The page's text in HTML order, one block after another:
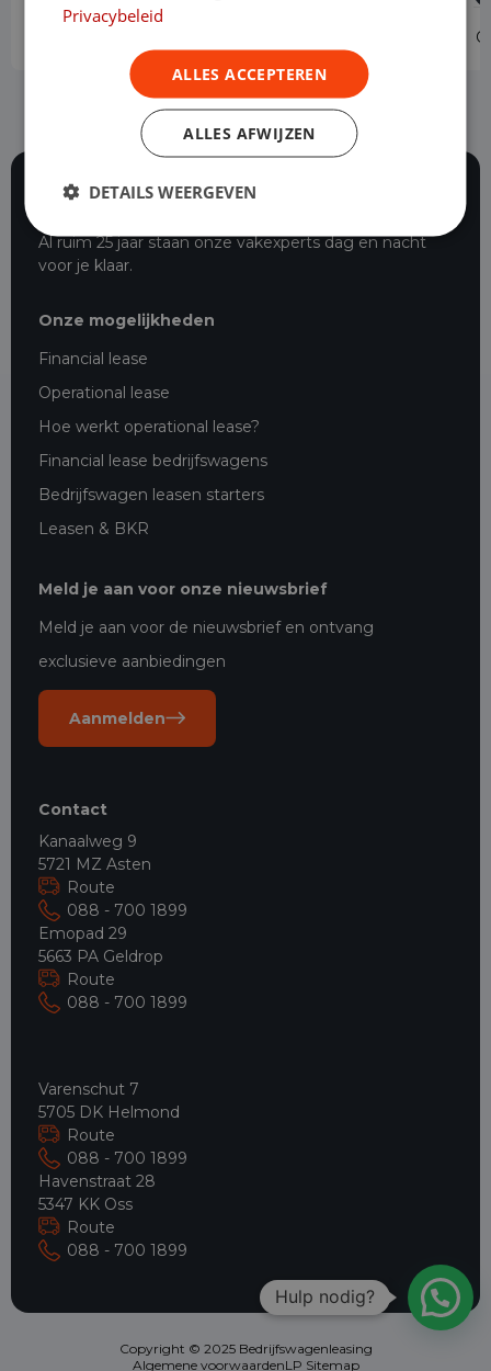
Al ruim 25 jaar staan onze vakexperts dag en nacht
voor je klaar.
Onze mogelijkheden
Financial lease
Operational lease
Hoe werkt operational lease?
Financial lease bedrijfswagens
Bedrijfswagen leasen starters
Leasen & BKR
Meld je aan voor onze nieuwsbrief
Meld je aan voor de nieuwsbrief en ontvang
exclusieve aanbiedingen
Aanmelden
Contact
Kanaalweg 9
5721 MZ Asten
Route
088 - 700 1899
Emopad 29
5663 PA Geldrop
Route
088 - 700 1899
Varenschut 7
5705 DK Helmond
Route
088 - 700 1899
Havenstraat 28
5347 KK Oss
Route
088 - 700 1899
Copyright © 2025 Bedrijfswagenleasing
Algemene voorwaardenLP Sitemap
Hulp nodig?
Privacybeleid
ALLES ACCEPTEREN
ALLES AFWIJZEN
DETAILS WEERGEVEN